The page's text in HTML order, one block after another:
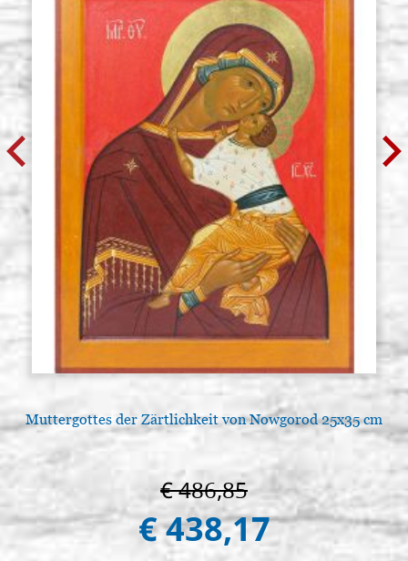
Muttergottes der Zärtlichkeit von Nowgorod 25x35 cm
€ 486,85
€ 438,17